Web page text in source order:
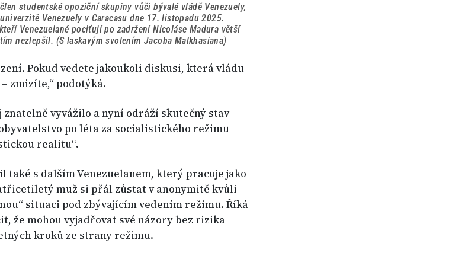
studentské opoziční skupiny vůči bývalé vládě Venezuely,
Venezuely v Caracasu dne 17. listopadu 2025.
Venezuelané pociťují po zadržení Nicoláse Madura větší
nezlepšil. (S laskavým svolením Jacoba Malkhasiana)
Pokud vedete jakoukoli diskusi, která vládu
zmizíte,“ podotýká.
znatelně vyvážilo a nyní odráží skutečný stav
po léta za socialistického režimu
realitu“.
také s dalším Venezuelanem, který pracuje jako
muž si přál zůstat v anonymitě kvůli
situaci pod zbývajícím vedením režimu. Říká
že mohou vyjadřovat své názory bez rizika
kroků ze strany režimu.